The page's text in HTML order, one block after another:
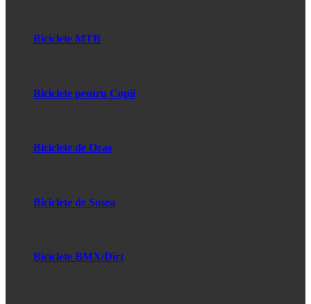
Biciclete MTB
Biciclete pentru Copii
Biciclete de Oras
Biciclete de Sosea
Biciclete BMX/Dirt